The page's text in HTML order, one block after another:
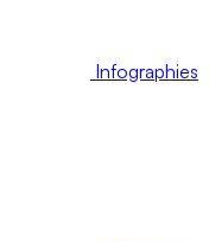
Infographies